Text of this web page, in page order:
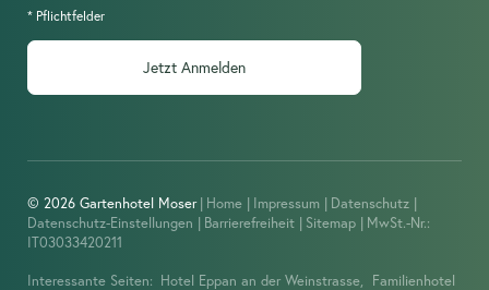
* Pflichtfelder
Jetzt Anmelden
© 2026 Gartenhotel Moser | Home | Impressum | Datenschutz |
Datenschutz-Einstellungen | Barrierefreiheit | Sitemap | MwSt.-Nr.:
IT03033420211
Interessante Seiten: Hotel Eppan an der Weinstrasse, Familienhotel